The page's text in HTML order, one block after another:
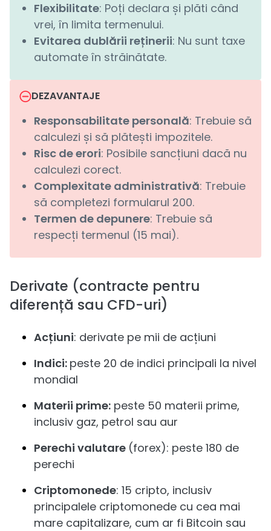
Flexibilitate: Poți declara și plăti când
vrei, în limita termenului.
Evitarea dublării reținerii: Nu sunt taxe
automate în străinătate.
DEZAVANTAJE
Responsabilitate personală: Trebuie să
calculezi și să plătești impozitele.
Risc de erori: Posibile sancțiuni dacă nu
calculezi corect.
Complexitate administrativă: Trebuie
să completezi formularul 200.
Termen de depunere: Trebuie să
respecți termenul (15 mai).
Derivate (contracte pentru
diferență sau CFD-uri)
Acțiuni: derivate pe mii de acțiuni
Indici: peste 20 de indici principali la nivel
mondial
Materii prime: peste 50 materii prime,
inclusiv gaz, petrol sau aur
Perechi valutare (forex): peste 180 de
perechi
Criptomonede: 15 cripto, inclusiv
principalele criptomonede cu cea mai
mare capitalizare, cum ar fi Bitcoin sau